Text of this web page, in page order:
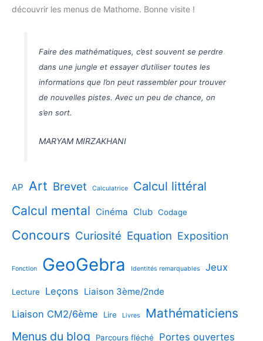
découvrir les menus de Mathome. Bonne visite !
Faire des mathématiques, c’est souvent se perdre
dans une jungle et essayer d’utiliser toutes les
informations que l’on peut rassembler pour trouver
de nouvelles pistes. Avec un peu de chance, on
s’en sort.
MARYAM MIRZAKHANI
AP Art Brevet Calculatrice
Calcul littéral
Calcul mental Cinéma Club Codage
Concours Curiosité Equation Exposition
Fonction GeoGebra Identités remarquables Jeux
Lecture Leçons Liaison 3ème/2nde
Liaison CM2/6ème Lire Livres Mathématiciens
Menus du blog Parcours fléché Portes ouvertes